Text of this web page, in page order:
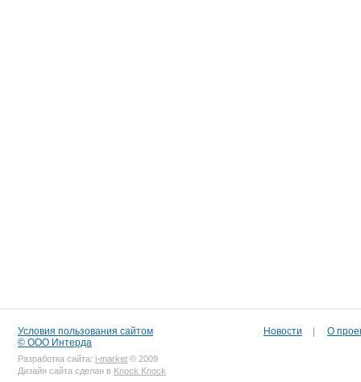
Условия пользования сайтом
© ООО Интерда
Разработка сайта: i-market © 2009
Дизайн сайта сделан в Knock Knock
Новости О